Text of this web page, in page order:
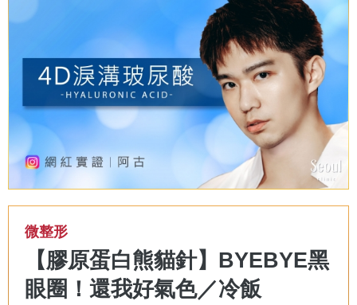
微整形
【膠原蛋白熊貓針】BYEBYE黑
眼圈！還我好氣色／冷飯